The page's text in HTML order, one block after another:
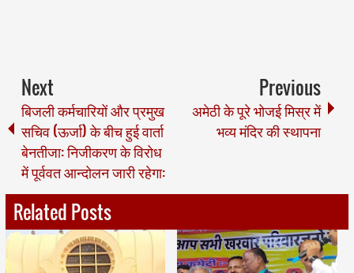
Next
बिजली कर्मचारियों और प्रमुख
सचिव (ऊर्जा) के बीच हुई वार्ता
बेनतीजा: निजीकरण के विरोध
में पूर्ववत आन्दोलन जारी रहेगा:
Previous
अमेठी के पूरे भोजई मिस्र में
भव्य मंदिर की स्थापना
Related Posts